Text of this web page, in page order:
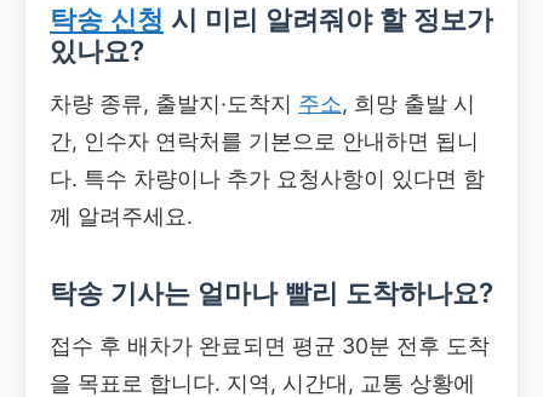
탁송 신청 시 미리 알려줘야 할 정보가
있나요?
차량 종류, 출발지·도착지 주소, 희망 출발 시
간, 인수자 연락처를 기본으로 안내하면 됩니
다. 특수 차량이나 추가 요청사항이 있다면 함
께 알려주세요.
탁송 기사는 얼마나 빨리 도착하나요?
접수 후 배차가 완료되면 평균 30분 전후 도착
을 목표로 합니다. 지역, 시간대, 교통 상황에